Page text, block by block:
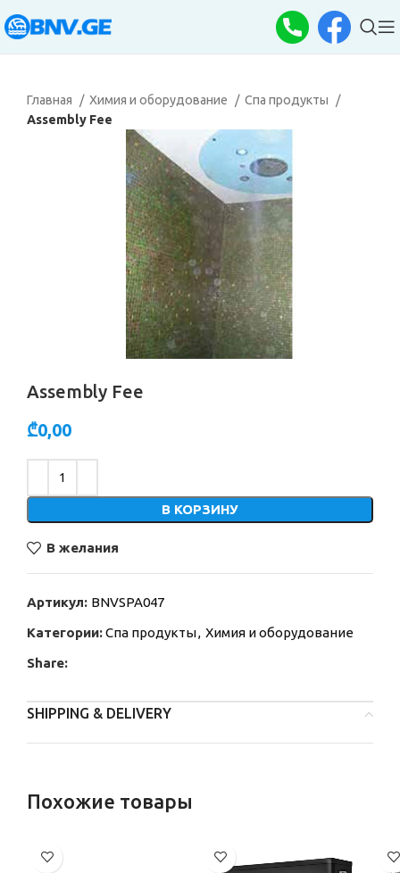
Главная Химия и оборудование
Спа продукты
Assembly Fee
Assembly Fee
₾0,00
В КОРЗИНУ
В желания
Артикул: BNVSPA047
Категории:Спа продукты, Химия и оборудование
Share:
SHIPPING & DELIVERY
Похожие товары